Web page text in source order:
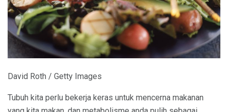
David Roth / Getty Images
Tubuh kita perlu bekerja keras untuk mencerna makanan